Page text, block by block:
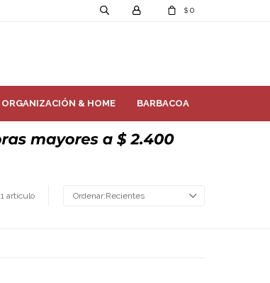
ORGANIZACIÓN & HOME BARBACOA
$ 0
1 artículo Recientes